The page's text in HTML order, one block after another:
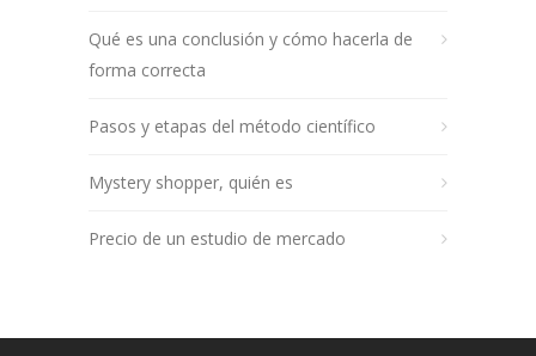
Qué es una conclusión y cómo hacerla de
forma correcta
Pasos y etapas del método científico
Mystery shopper, quién es
Precio de un estudio de mercado